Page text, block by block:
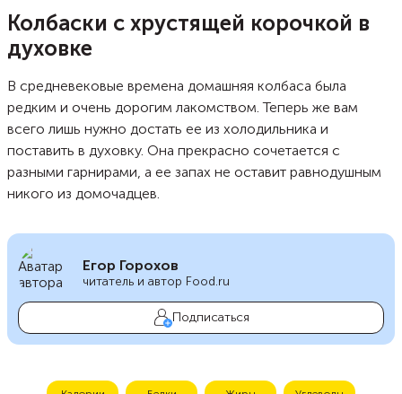
Колбаски с хрустящей корочкой в
духовке
В средневековые времена домашняя колбаса была
редким и очень дорогим лакомством. Теперь же вам
всего лишь нужно достать ее из холодильника и
поставить в духовку. Она прекрасно сочетается с
разными гарнирами, а ее запах не оставит равнодушным
никого из домочадцев.
Егор Горохов
читатель и автор Food.ru
Подписаться